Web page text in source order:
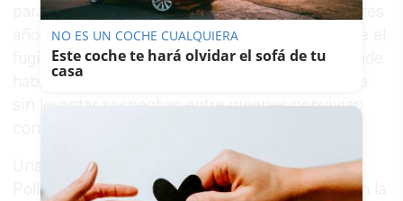
para tratar de localizar al prófugo. Después de tres
años de pesquisas, los agentes concluyeron que el
fugitivo podría estar ocultándose en Arahal, donde
había conseguido integrarse en la vida cotidiana
sin levantar sospechas entre quienes convivían
Una vez confirmado su lugar de residencia, la
Policía estableció un dispositivo de vigilancia en la
NO ES UN COCHE CUALQUIERA
Este coche te hará olvidar el sofá de tu
casa